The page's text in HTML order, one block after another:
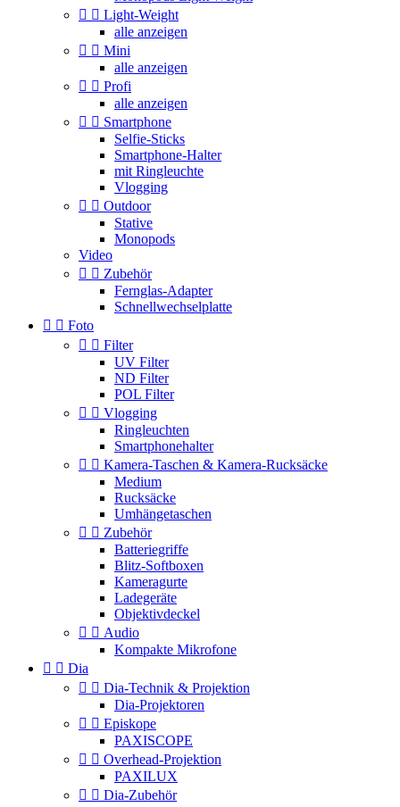
  Light-Weight
alle anzeigen
  Mini
alle anzeigen
  Profi
alle anzeigen
  Smartphone
Selfie-Sticks
Smartphone-Halter
mit Ringleuchte
Vlogging
  Outdoor
Stative
Monopods
Video
  Zubehör
Fernglas-Adapter
Schnellwechselplatte
  Foto
  Filter
UV Filter
ND Filter
POL Filter
  Vlogging
Ringleuchten
Smartphonehalter
  Kamera-Taschen & Kamera-Rucksäcke
Medium
Rucksäcke
Umhängetaschen
  Zubehör
Batteriegriffe
Blitz-Softboxen
Kameragurte
Ladegeräte
Objektivdeckel
  Audio
Kompakte Mikrofone
  Dia
  Dia-Technik & Projektion
Dia-Projektoren
  Episkope
PAXISCOPE
  Overhead-Projektion
PAXILUX
  Dia-Zubehör